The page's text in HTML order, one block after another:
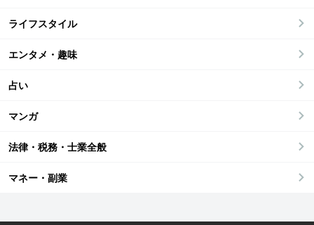
ライフスタイル
エンタメ・趣味
占い
マンガ
法律・税務・士業全般
マネー・副業